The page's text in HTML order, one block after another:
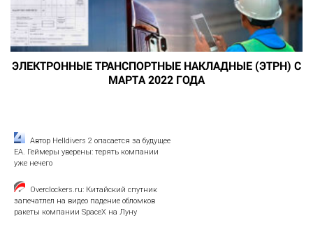
ЭЛЕКТРОННЫЕ ТРАНСПОРТНЫЕ НАКЛАДНЫЕ (ЭТРН) С
МАРТА 2022 ГОДА
Автор Helldivers 2 опасается за будущее
EA. Геймеры уверены: терять компании
уже нечего
Overclockers.ru: Китайский спутник
запечатлел на видео падение обломков
ракеты компании SpaceX на Луну